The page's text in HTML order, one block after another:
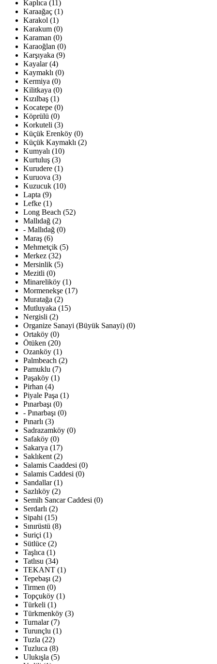
Kaplıca (11)
Karaağaç (1)
Karakol (1)
Karakum (0)
Karaman (0)
Karaoğlan (0)
Karşıyaka (9)
Kayalar (4)
Kaymaklı (0)
Kermiya (0)
Kilitkaya (0)
Kızılbaş (1)
Kocatepe (0)
Köprülü (0)
Korkuteli (3)
Küçük Erenköy (0)
Küçük Kaymaklı (2)
Kumyalı (10)
Kurtuluş (3)
Kurudere (1)
Kuruova (3)
Kuzucuk (10)
Lapta (9)
Lefke (1)
Long Beach (52)
Mallıdağ (2)
- Mallıdağ (0)
Maraş (6)
Mehmetçik (5)
Merkez (32)
Mersinlik (5)
Mezitli (0)
Minareliköy (1)
Mormenekşe (17)
Muratağa (2)
Mutluyaka (15)
Nergisli (2)
Organize Sanayi (Büyük Sanayi) (0)
Ortaköy (0)
Ötüken (20)
Ozanköy (1)
Palmbeach (2)
Pamuklu (7)
Paşaköy (1)
Pirhan (4)
Piyale Paşa (1)
Pınarbaşı (0)
- Pınarbaşı (0)
Pınarlı (3)
Sadrazamköy (0)
Safaköy (0)
Sakarya (17)
Saklıkent (2)
Salamis Caaddesi (0)
Salamis Caddesi (0)
Sandallar (1)
Sazlıköy (2)
Semih Sancar Caddesi (0)
Serdarlı (2)
Sipahi (15)
Sınırüstü (8)
Suriçi (1)
Sütlüce (2)
Taşlıca (1)
Tatlısu (34)
TEKANT (1)
Tepebaşı (2)
Tirmen (0)
Topçuköy (1)
Türkeli (1)
Türkmenköy (3)
Turnalar (7)
Turunçlu (1)
Tuzla (22)
Tuzluca (8)
Ulukışla (5)